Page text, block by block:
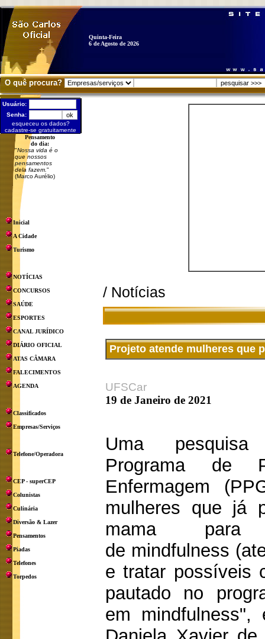
Quinta-Feira
6 de Agosto de 2026
O quê procura?
Usuário:
Senha:
esqueceu os dados?
cadastre-se gratuitamente
Pensamento
do dia:
"Nossa vida é o
que nossos
pensamentos
dela fazem. "
(Marco Aurélio)
Inicial
A Cidade
Turismo
NOTÍCIAS
CONCURSOS
SAÚDE
ESPORTES
CANAL JURÍDICO
DIÁRIO OFICIAL
ATAS CÂMARA
FALECIMENTOS
AGENDA
Classificados
Empresas/Serviços
Telefone/Operadora
CEP - superCEP
Colunistas
Culinária
Diversão & Lazer
Pensamentos
Piadas
Telefones
Torpedos
/ Notícias
Projeto atende mulheres que
UFSCar
19 de Janeiro de 2021
Uma
Programa de
Enfermagem
mulheres que já
mama para
de mindfulness
e tratar possíveis
pautado no
em mindfulness",